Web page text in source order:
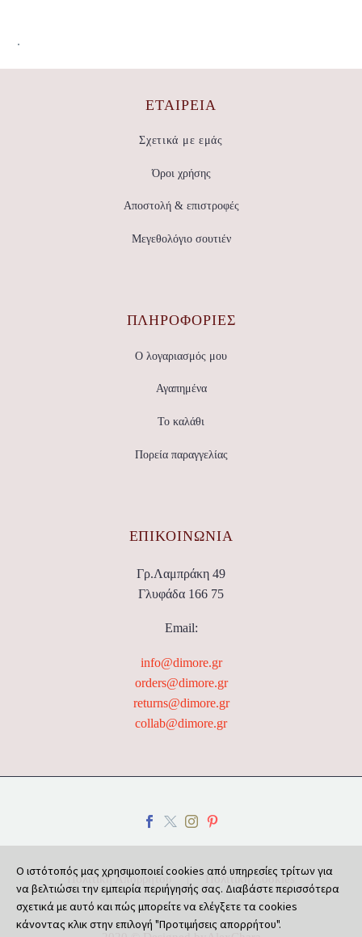
.
ΕΤΑΙΡΕΊΑ
Σχετικά με εμάς
Όροι χρήσης
Αποστολή & επιστροφές
Μεγεθολόγιο σουτιέν
ΠΛΗΡΟΦΟΡΙΕΣ
Ο λογαριασμός μου
Αγαπημένα
Το καλάθι
Πορεία παραγγελίας
ΕΠΙΚΟΙΝΩΝΊΑ
Γρ.Λαμπράκη 49
Γλυφάδα 166 75
Email:
info@dimore.gr
orders@dimore.gr
returns@dimore.gr
collab@dimore.gr
Πολιτική Απορρήτου Πολιτική Cookies
Ο ιστότοπός μας χρησιμοποιεί cookies από υπηρεσίες τρίτων για
να βελτιώσει την εμπειρία περιήγησής σας. Διαβάστε περισσότερα
σχετικά με αυτό και πώς μπορείτε να ελέγξετε τα cookies
κάνοντας κλικ στην επιλογή "Προτιμήσεις απορρήτου".